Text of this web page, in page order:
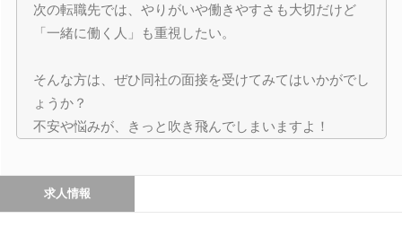
次の転職先では、やりがいや働きやすさも大切だけど
「一緒に働く人」も重視したい。
そんな方は、ぜひ同社の面接を受けてみてはいかがでし
ょうか？
不安や悩みが、きっと吹き飛んでしまいますよ！
求人情報